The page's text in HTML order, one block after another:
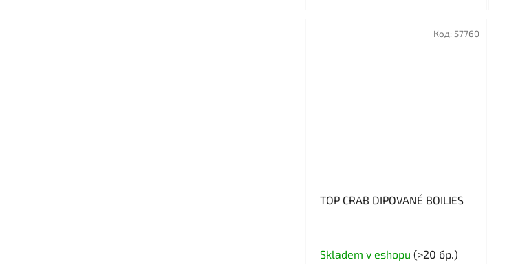
TOP CRAB DIPOVANÉ BOILIES
оценка
Skladem v eshopu (>20 бр.)
Код: 57760